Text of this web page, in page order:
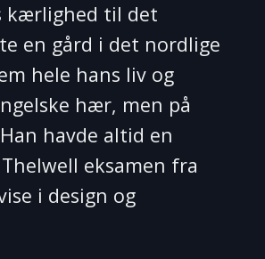
kærlighed til det
en gård i det nordlige
hele hans liv og
hær, men på
havde altid en
eksamen fra
i design og